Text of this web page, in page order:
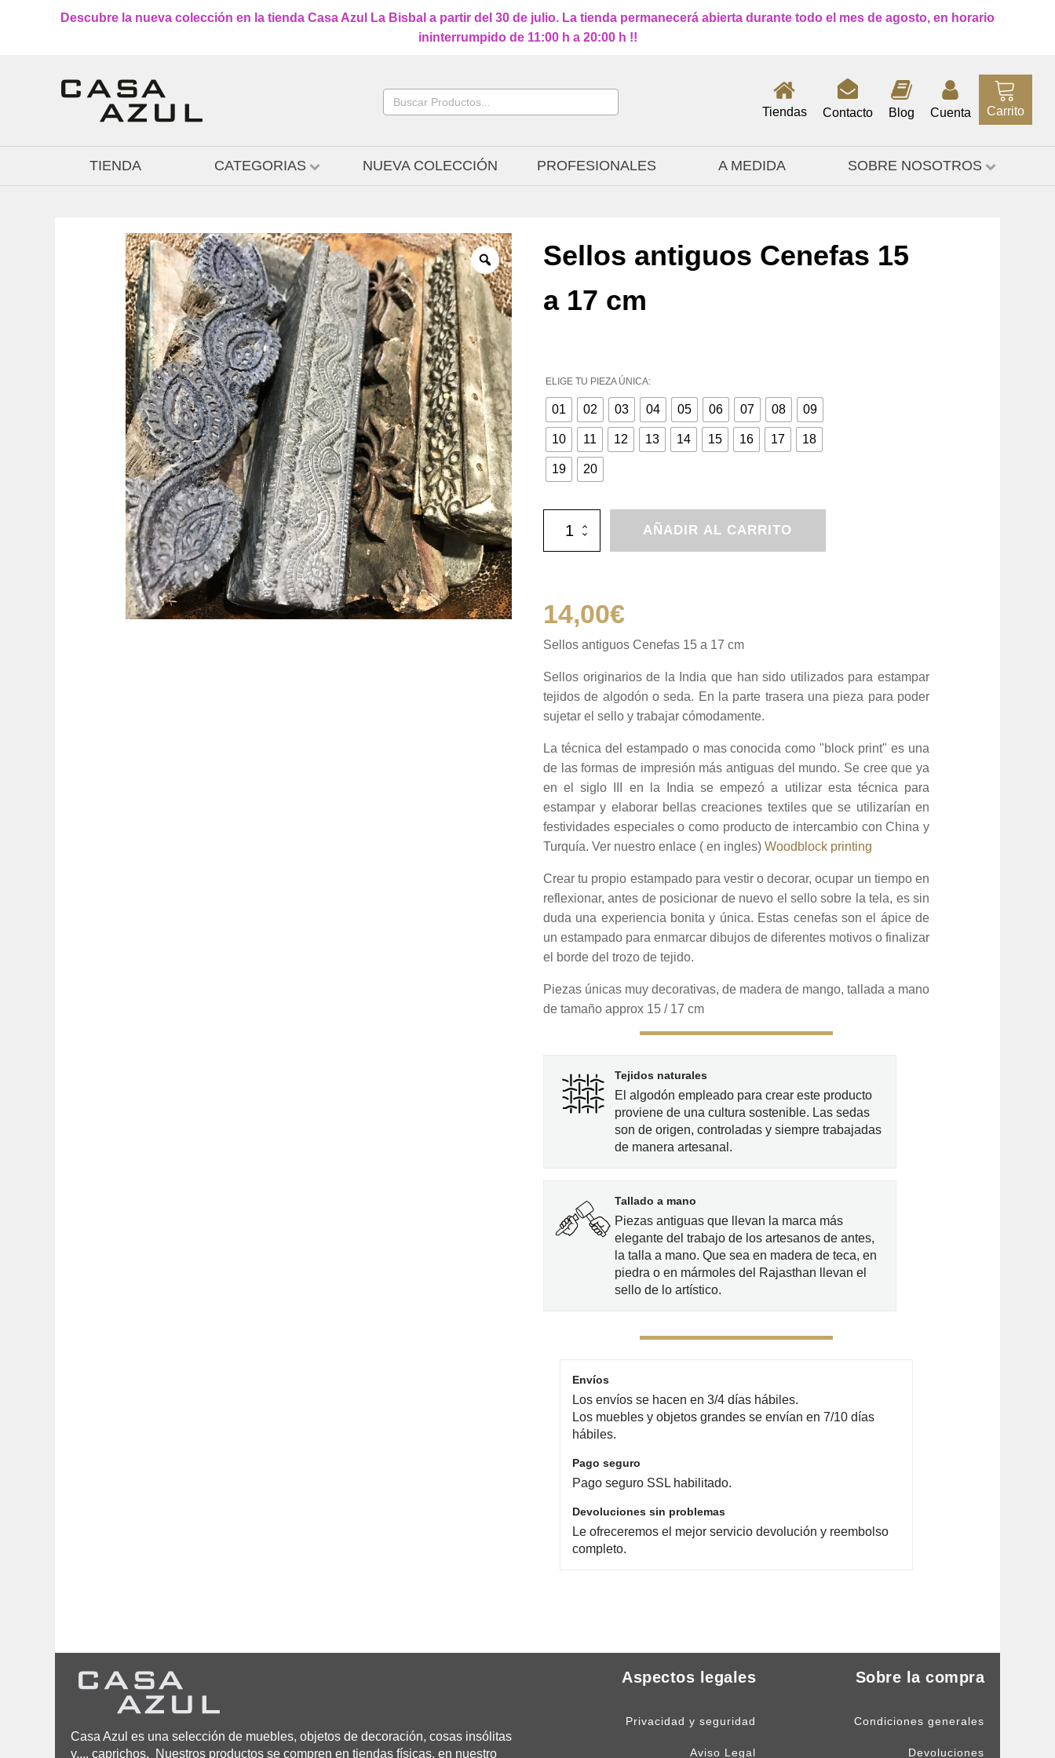
Descubre la nueva colección en la tienda Casa Azul La Bisbal a partir del 30 de julio. La tienda permanecerá abierta durante todo el mes de agosto, en horario
ininterrumpido de 11:00 h a 20:00 h !!
Buscar:
Tiendas Contacto Blog Cuenta Carrito
TIENDA CATEGORIAS NUEVA COLECCIÓN PROFESIONALES A MEDIDA SOBRE NOSOTROS
Sellos antiguos Cenefas 15
a 17 cm
ELIGE TU PIEZA ÚNICA:
01 02 03 04 05 06 07 08 09
10 11 12 13 14 15 16 17 18
19 20
Sellos
antiguos
Cenefas
cm
cantidad
AÑADIR AL CARRITO
14,00€
Sellos antiguos Cenefas 15 a 17 cm
Sellos originarios de la India que han sido utilizados para estampar
tejidos de algodón o seda. En la parte trasera una pieza para poder
sujetar el sello y trabajar cómodamente.
La técnica del estampado o mas conocida como "block print" es una
de las formas de impresión más antiguas del mundo. Se cree que ya
en el siglo III en la India se empezó a utilizar esta técnica para
estampar y elaborar bellas creaciones textiles que se utilizarían en
festividades especiales o como producto de intercambio con China y
Turquía. Ver nuestro enlace ( en ingles) Woodblock printing
Crear tu propio estampado para vestir o decorar, ocupar un tiempo en
reflexionar, antes de posicionar de nuevo el sello sobre la tela, es sin
duda una experiencia bonita y única. Estas cenefas son el ápice de
un estampado para enmarcar dibujos de diferentes motivos o finalizar
el borde del trozo de tejido.
Piezas únicas muy decorativas, de madera de mango, tallada a mano
de tamaño approx 15 / 17 cm
Tejidos naturales
El algodón empleado para crear este producto
proviene de una cultura sostenible. Las sedas
son de origen, controladas y siempre trabajadas
de manera artesanal.
Tallado a mano
Piezas antiguas que llevan la marca más
elegante del trabajo de los artesanos de antes,
la talla a mano. Que sea en madera de teca, en
piedra o en mármoles del Rajasthan llevan el
sello de lo artístico.
Envíos
Los envíos se hacen en 3/4 días hábiles.
Los muebles y objetos grandes se envían en 7/10 días
hábiles.
Pago seguro
Pago seguro SSL habilitado.
Devoluciones sin problemas
Le ofreceremos el mejor servicio devolución y reembolso
completo.
Casa Azul es una selección de muebles, objetos de decoración, cosas insólitas
y.... caprichos. Nuestros productos se compren en tiendas físicas, en nuestro
Aspectos legales
Privacidad y seguridad
Aviso Legal
Sobre la compra
Condiciones generales
Devoluciones